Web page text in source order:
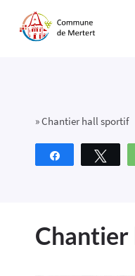
»Chantier hall sportif
Partagez